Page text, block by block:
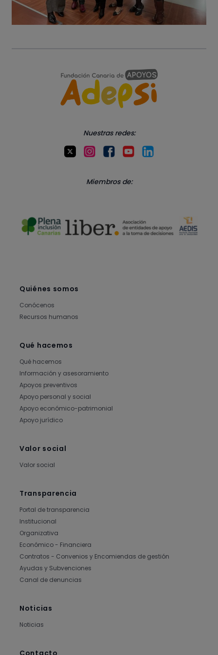
Nuestras redes:
Miembros de:
Quiénes somos
Conócenos
Recursos humanos
Qué hacemos
Qué hacemos
Información y asesoramiento
Apoyos preventivos
Apoyo personal y social
Apoyo económico-patrimonial
Apoyo jurídico
Valor social
Valor social
Transparencia
Portal de transparencia
Institucional
Organizativa
Económico - Financiera
Contratos - Convenios y Encomiendas de gestión
Ayudas y Subvenciones
Canal de denuncias
Noticias
Noticias